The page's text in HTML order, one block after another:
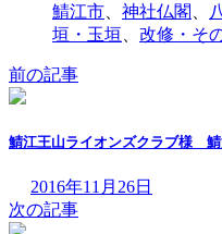
鯖江市
神社仏閣
垣・玉垣
改修・そ
前の記事
鯖江王山ライオンズクラブ様
2016年11月26日
次の記事